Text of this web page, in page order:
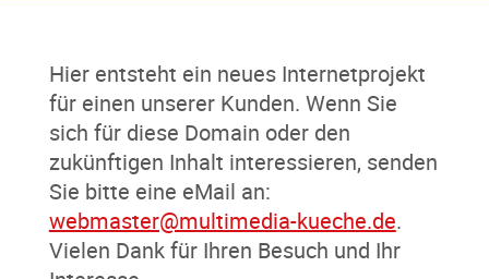
Hier entsteht ein neues Internetprojekt
für einen unserer Kunden. Wenn Sie
sich für diese Domain oder den
zukünftigen Inhalt interessieren, senden
Sie bitte eine eMail an:
webmaster@multimedia-kueche.de.
Vielen Dank für Ihren Besuch und Ihr